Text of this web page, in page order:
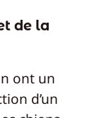
de la
ont un
d’un